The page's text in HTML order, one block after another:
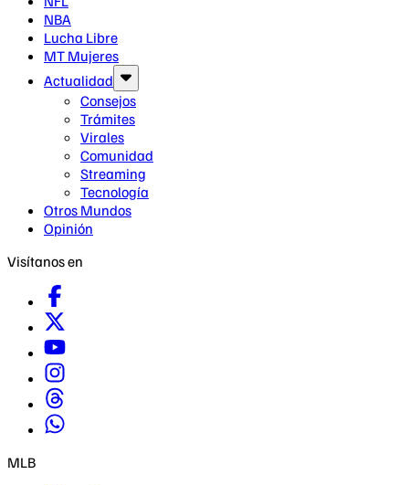
NBA
Lucha Libre
MT Mujeres
Actualidad
Consejos
Trámites
Virales
Comunidad
Streaming
Tecnología
Otros Mundos
Opinión
Visítanos en
MLB